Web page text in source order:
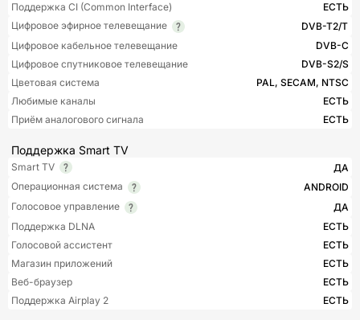
Поддержка CI (Common Interface)
ЕСТЬ
Цифровое эфирное телевещание
DVB-T2/T
Цифровое кабельное телевещание
DVB-C
Цифровое спутниковое телевещание
DVB-S2/S
Цветовая система
PAL, SECAM, NTSC
Любимые каналы
ЕСТЬ
Приём аналогового сигнала
ЕСТЬ
Поддержка Smart TV
Smart TV
ДА
Операционная система
ANDROID
Голосовое управление
ДА
Поддержка DLNA
ЕСТЬ
Голосовой ассистент
ЕСТЬ
Магазин приложений
ЕСТЬ
Веб-браузер
ЕСТЬ
Поддержка Airplay 2
ЕСТЬ